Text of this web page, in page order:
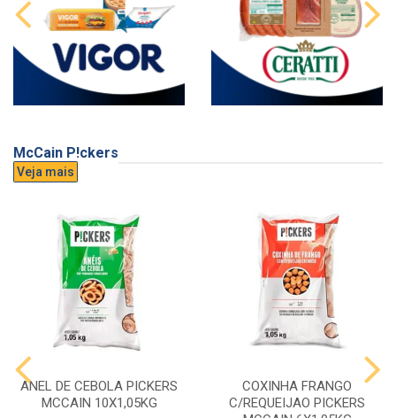
McCain P!ckers
Veja mais
ANEL DE CEBOLA PICKERS
MCCAIN 10X1,05KG
COXINHA FRANGO
C/REQUEIJAO PICKERS